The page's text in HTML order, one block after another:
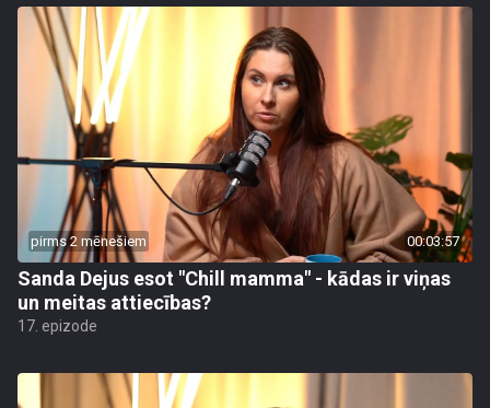
pirms 2 mēnešiem 00:03:57
Sanda Dejus esot "Chill mamma" - kādas ir viņas
un meitas attiecības?
17. epizode